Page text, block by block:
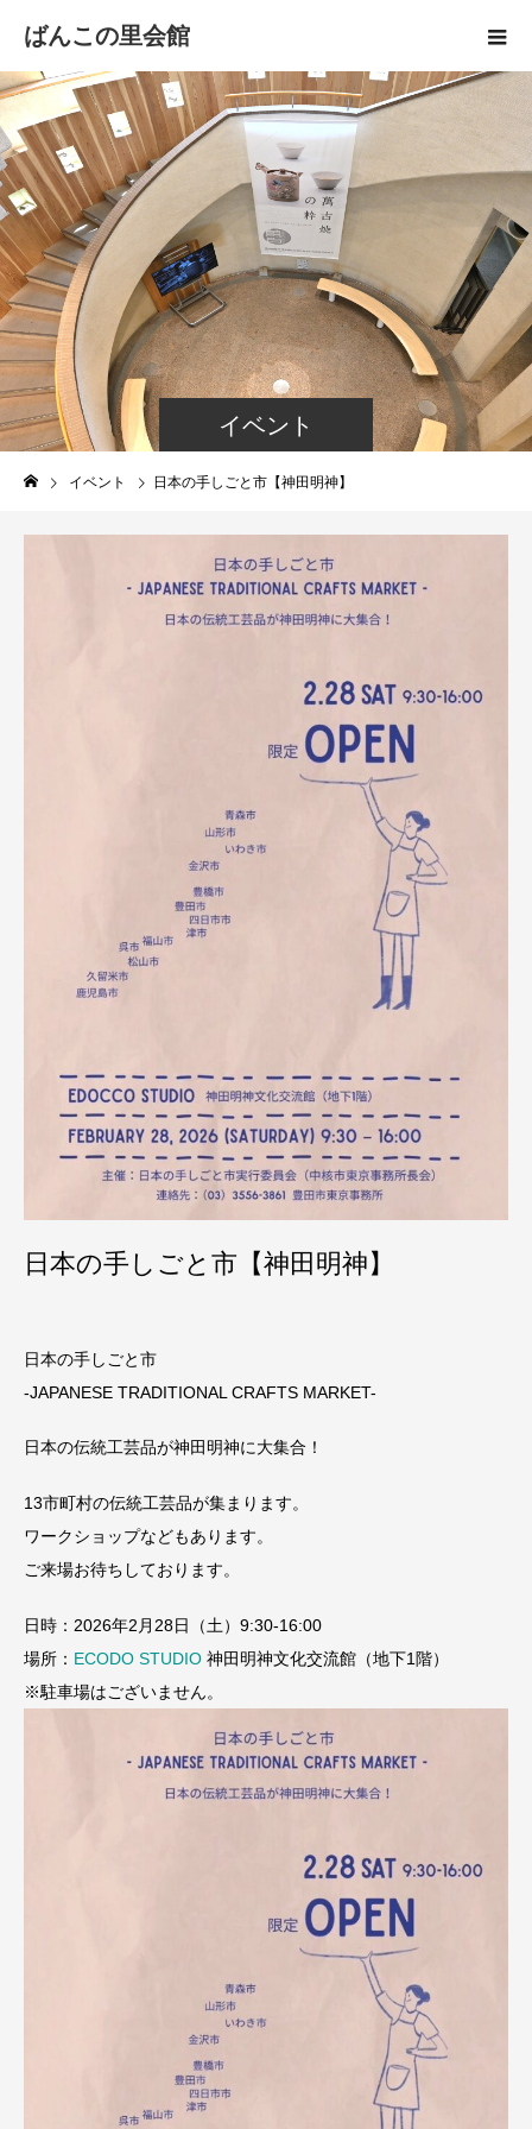
ばんこの里会館
イベント
イベント 日本の手しごと市【神田明神】
日本の手しごと市【神田明神】
日本の手しごと市
-JAPANESE TRADITIONAL CRAFTS MARKET-
日本の伝統工芸品が神田明神に大集合！
13市町村の伝統工芸品が集まります。
ワークショップなどもあります。
ご来場お待ちしております。
日時：2026年2月28日（土）9:30-16:00
場所： ECODO STUDIO 神田明神文化交流館（地下1階）
※駐車場はございません。